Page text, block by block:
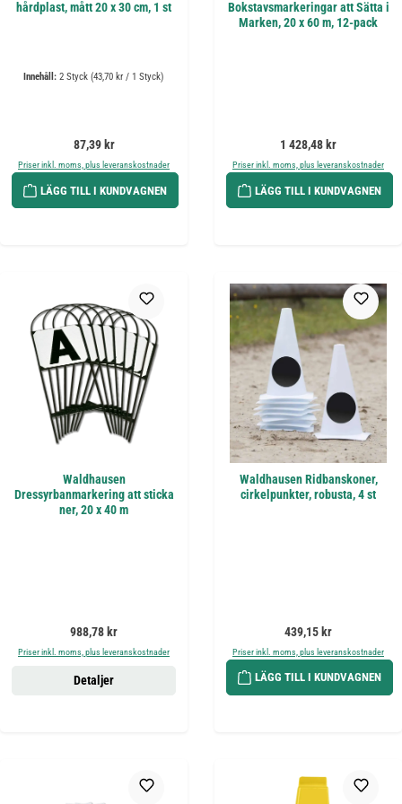
hårdplast, mått 20 x 30 cm, 1 st
Innehåll: 2 Styck (43,70 kr / 1 Styck)
Ordinarie pris:
87,39 kr
Priser inkl. moms, plus leveranskostnader
LÄGG TILL I KUNDVAGNEN
Bokstavsmarkeringar att Sätta i
Marken, 20 x 60 m, 12-pack
Ordinarie pris:
1 428,48 kr
Priser inkl. moms, plus leveranskostnader
LÄGG TILL I KUNDVAGNEN
Waldhausen
Dressyrbanmarkering att sticka
ner, 20 x 40 m
Ordinarie pris:
988,78 kr
Priser inkl. moms, plus leveranskostnader
Detaljer
Waldhausen Ridbanskoner,
cirkelpunkter, robusta, 4 st
Ordinarie pris:
439,15 kr
Priser inkl. moms, plus leveranskostnader
LÄGG TILL I KUNDVAGNEN